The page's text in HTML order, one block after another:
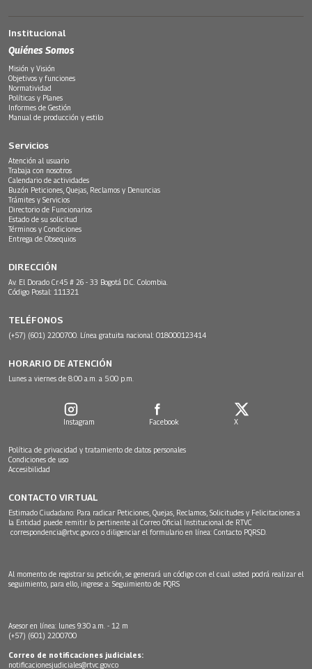
Institucional
Quiénes Somos
Misión y Visión
Objetivos y funciones
Normatividad
Políticas y Planes
Informes de Gestión
Manual de producción y estilo
Servicios
Atención al usuario
Trabaja con nosotros
Calendario de actividades
Buzón Peticiones, Quejas, Reclamos y Denuncias
Trámites y Servicios
Directorio de Funcionarios
Estado de su solicitud
Términos y Condiciones
Entrega de Obsequios
DIRECCIÓN
Av. El Dorado Cr.45 # 26 - 33 Bogotá D.C. Colombia.
Código Postal: 111321
TELÉFONOS
(+57) (601) 2200700. Línea gratuita nacional: 018000123414
HORARIO DE ATENCIÓN
Lunes a viernes de 8:00 a.m. a 5:00 p.m.
Instagram Facebook X
Política de privacidad y tratamiento de datos personales
Condiciones de uso
Accesibilidad
CONTACTO VIRTUAL
Estimado Ciudadano: Para radicar Peticiones, Quejas, Reclamos, Solicitudes y Felicitaciones a
la Entidad puede remitir lo pertinente al Correo Oficial Institucional de RTVC
correspondencia@rtvc.gov.co o diligenciar el formulario en línea: Contacto PQRSD.
Al momento de registrar su petición, se generará un código con el cual usted podrá realizar el
seguimiento, para ello, ingrese a: Seguimiento de PQRS
Asesor en línea: lunes 9:30 a.m. - 12 m
(+57) (601) 2200700
Correo de notificaciones judiciales:
notificacionesjudiciales@rtvc.gov.co